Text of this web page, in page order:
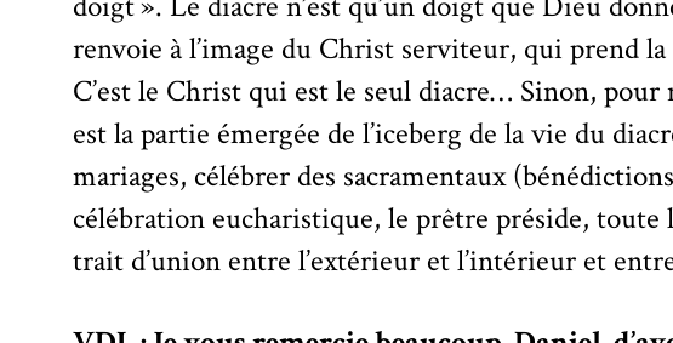
renvoie à l’image du Christ serviteur, qui prend la
C’est le Christ qui est le seul diacre… Sinon,
est la partie émergée de l’iceberg de la vie du
mariages, célébrer des sacramentaux
célébration eucharistique, le prêtre préside, toute
trait d’union entre l’extérieur et l’intérieur et